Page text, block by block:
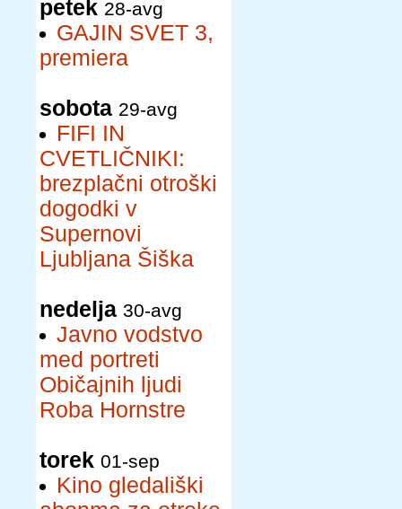
petek 28-avg
GAJIN SVET 3,
premiera
sobota 29-avg
FIFI IN
CVETLIČNIKI:
brezplačni otroški
dogodki v
Supernovi
Ljubljana Šiška
nedelja 30-avg
Javno vodstvo
med portreti
Običajnih ljudi
Roba Hornstre
torek 01-sep
Kino gledališki